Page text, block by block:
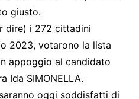
giusto.
dire) i 272 cittadini
2023, votarono la lista
appoggio al candidato
Ida SIMONELLA.
oggi soddisfatti di